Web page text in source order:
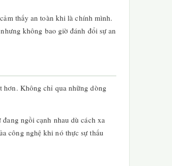
thấy an toàn khi là chính mình.
không bao giờ đánh đổi sự an
hơn. Không chỉ qua những dòng
ngồi cạnh nhau dù cách xa
công nghệ khi nó thực sự thấu